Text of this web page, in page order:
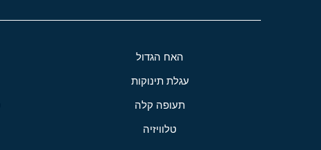
האח הגדול
עגלת תינוקות
תעופה קלה
טלוויזיה